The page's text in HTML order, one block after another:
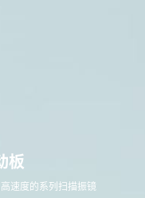
板
速度的系列扫描振镜